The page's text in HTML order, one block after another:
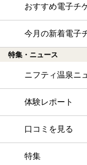
おすすめ電子チ
今月の新着電子
特集・ニュース
ニフティ温泉ニ
体験レポート
口コミを見る
特集